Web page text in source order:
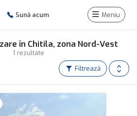
Sună acum Meniu
1 rezultate
în Chitila, zona Nord-Vest
Filtrează